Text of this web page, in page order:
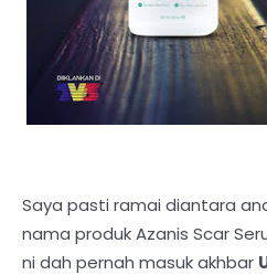
Saya pasti ramai diantara
nama produk Azanis Scar
ni dah pernah masuk akhbar